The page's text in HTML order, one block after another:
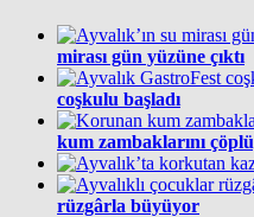
mirası gün yüzüne çıktı
coşkulu başladı
kum zambaklarını
rüzgârla büyüyor